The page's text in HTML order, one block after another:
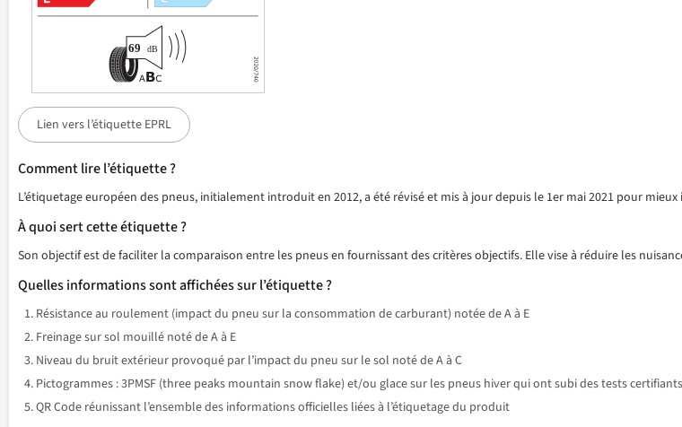
Lien vers l’étiquette EPRL
Comment lire l’étiquette ?
L’étiquetage européen des pneus, initialement introduit en 2012, a été révisé et mis à jour depuis le 1er mai 2021 pour
À quoi sert cette étiquette ?
Son objectif est de faciliter la comparaison entre les pneus en fournissant des critères objectifs. Elle vise à réduire les
Quelles informations sont affichées sur l’étiquette ?
Résistance au roulement (impact du pneu sur la consommation de carburant) notée de A à E
Freinage sur sol mouillé noté de A à E
Niveau du bruit extérieur provoqué par l’impact du pneu sur le sol noté de A à C
Pictogrammes : 3PMSF (three peaks mountain snow flake) et/ou glace sur les pneus hiver qui ont subi des tests
QR Code réunissant l’ensemble des informations officielles liées à l’étiquetage du produit